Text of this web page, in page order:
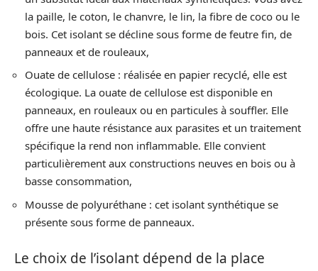
la paille, le coton, le chanvre, le lin, la fibre de coco ou le
bois. Cet isolant se décline sous forme de feutre fin, de
panneaux et de rouleaux,
Ouate de cellulose : réalisée en papier recyclé, elle est
écologique. La ouate de cellulose est disponible en
panneaux, en rouleaux ou en particules à souffler. Elle
offre une haute résistance aux parasites et un traitement
spécifique la rend non inflammable. Elle convient
particulièrement aux constructions neuves en bois ou à
basse consommation,
Mousse de polyuréthane : cet isolant synthétique se
présente sous forme de panneaux.
Le choix de l’isolant dépend de la place